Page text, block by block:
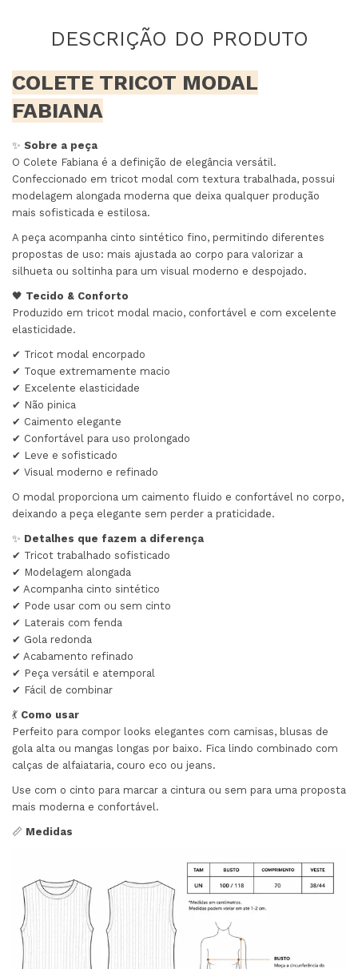
COLETE TRICOT MODAL
FABIANA
✨ Sobre a peça
O Colete Fabiana é a definição de elegância versátil.
Confeccionado em tricot modal com textura trabalhada, possui
modelagem alongada moderna que deixa qualquer produção
mais sofisticada e estilosa.
A peça acompanha cinto sintético fino, permitindo diferentes
propostas de uso: mais ajustada ao corpo para valorizar a
silhueta ou soltinha para um visual moderno e despojado.
🖤 Tecido & Conforto
Produzido em tricot modal macio, confortável e com excelente
elasticidade.
✔ Tricot modal encorpado
✔ Toque extremamente macio
✔ Excelente elasticidade
✔ Não pinica
✔ Caimento elegante
✔ Confortável para uso prolongado
✔ Leve e sofisticado
✔ Visual moderno e refinado
O modal proporciona um caimento fluido e confortável no corpo,
deixando a peça elegante sem perder a praticidade.
✨ Detalhes que fazem a diferença
✔ Tricot trabalhado sofisticado
✔ Modelagem alongada
✔ Acompanha cinto sintético
✔ Pode usar com ou sem cinto
✔ Laterais com fenda
✔ Gola redonda
✔ Acabamento refinado
✔ Peça versátil e atemporal
✔ Fácil de combinar
💃 Como usar
Perfeito para compor looks elegantes com camisas, blusas de
gola alta ou mangas longas por baixo. Fica lindo combinado com
calças de alfaiataria, couro eco ou jeans.
Use com o cinto para marcar a cintura ou sem para uma proposta
mais moderna e confortável.
📏 Medidas